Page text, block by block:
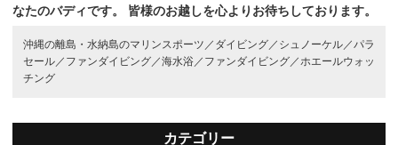
なたのバディです。
皆様のお越しを心よりお待ちしております。
沖縄の離島・水納島のマリンスポーツ／ ダイビング／ シュノーケル／パラ
セール／ ファンダイビング／海水浴／ ファンダイビング／ホエールウォッ
チング
カテゴリー